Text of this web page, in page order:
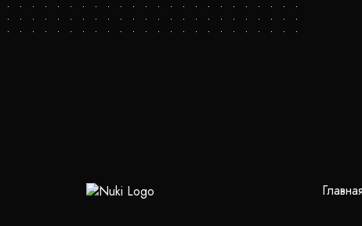
Главная